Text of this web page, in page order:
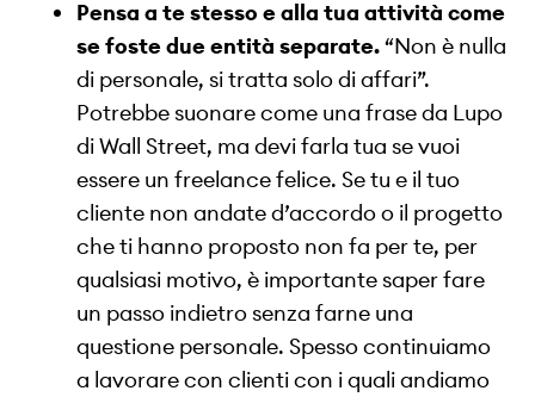
Pensa a te stesso e alla tua attività come
se foste due entità separate.“Non è nulla
di personale, si tratta solo di affari”.
Potrebbe suonare come una frase da Lupo
di Wall Street, ma devi farla tua se vuoi
essere un freelance felice. Se tu e il tuo
cliente non andate d’accordo o il progetto
che ti hanno proposto non fa per te, per
qualsiasi motivo, è importante saper fare
un passo indietro senza farne una
questione personale. Spesso continuiamo
a lavorare con clienti con i quali andiamo